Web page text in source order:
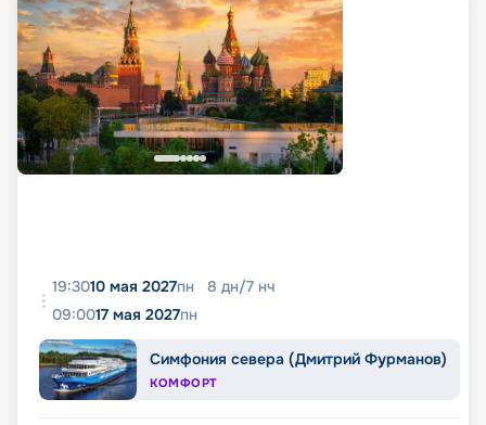
19:3010 мая 2027пн 8 дн/7 нч
09:0017 мая 2027пн
Симфония севера (Дмитрий Фурманов)
КОМФОРТ